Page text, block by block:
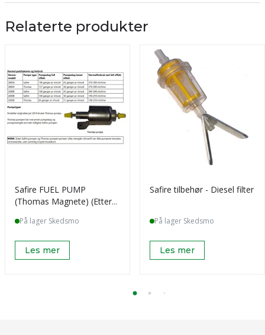
Relaterte produkter
Safire FUEL PUMP
(Thomas Magnete) (Etter
På lager Skedsmo
Les mer
Safire tilbehør - Diesel filter
På lager Skedsmo
Les mer